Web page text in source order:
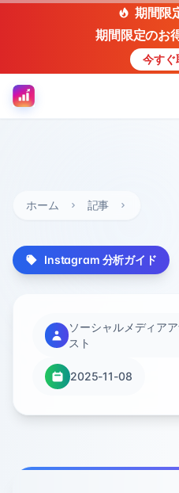
期間限
期間限定のお
今すぐ
ホーム 記事
Instagram 分析ガイド
ソーシャルメディア
スト
2025-11-08